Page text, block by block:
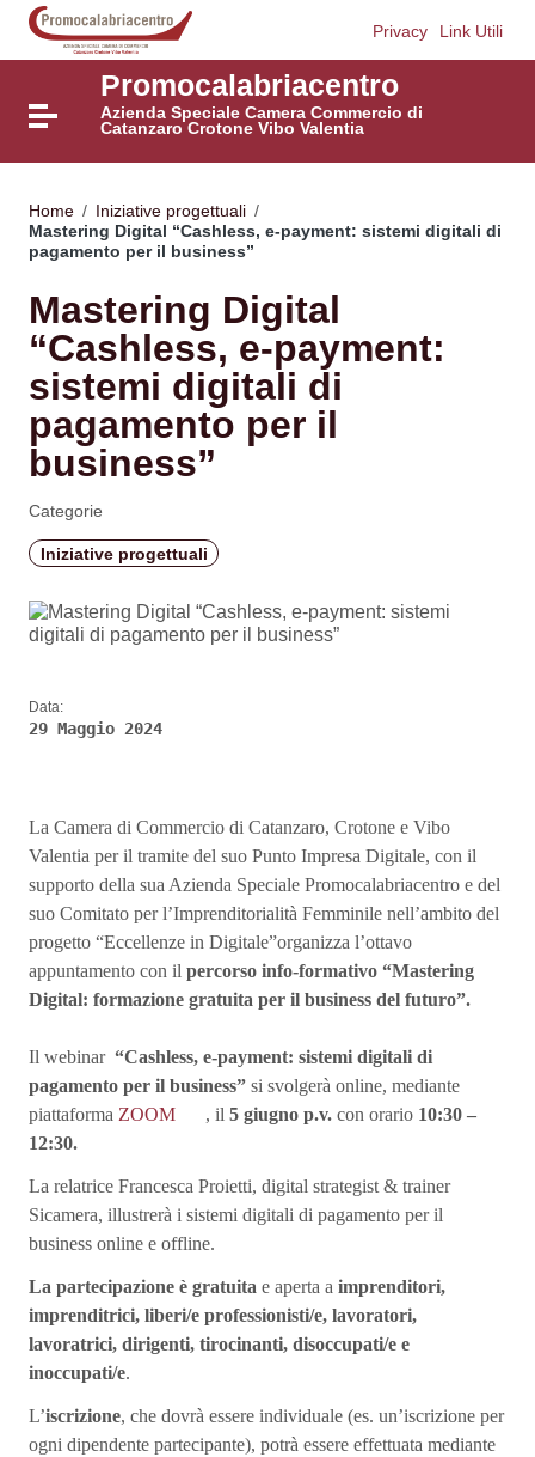
Vai ai contenuti
Vai al menu di navigazione
Vai al footer
Privacy Link Utili
Attiva / disattiva la navigazione
Promocalabriacentro
Azienda Speciale Camera Commercio di
Catanzaro Crotone Vibo Valentia
Home / Iniziative progettuali /
Mastering Digital “Cashless, e-payment: sistemi digitali di
pagamento per il business”
Mastering Digital
“Cashless, e-payment:
sistemi digitali di
pagamento per il
business”
Categorie
Iniziative progettuali
Data:
29 Maggio 2024
La Camera di Commercio di Catanzaro, Crotone e Vibo
Valentia per il tramite del suo Punto Impresa Digitale, con il
supporto della sua Azienda Speciale Promocalabriacentro e del
suo Comitato per l’Imprenditorialità Femminile nell’ambito del
progetto “Eccellenze in Digitale”organizza l’ottavo
appuntamento con il percorso info-formativo “Mastering
Digital: formazione gratuita per il business del futuro”.
Il webinar “Cashless, e-payment: sistemi digitali di
pagamento per il business” si svolgerà online, mediante
piattaforma ZOOM , il 5 giugno p.v. con orario 10:30 –
12:30.
La relatrice Francesca Proietti, digital strategist & trainer
Sicamera, illustrerà i sistemi digitali di pagamento per il
business online e offline.
La partecipazione è gratuita e aperta a imprenditori,
imprenditrici, liberi/e professionisti/e, lavoratori,
lavoratrici, dirigenti, tirocinanti, disoccupati/e e
inoccupati/e.
L’iscrizione, che dovrà essere individuale (es. un’iscrizione per
ogni dipendente partecipante), potrà essere effettuata mediante